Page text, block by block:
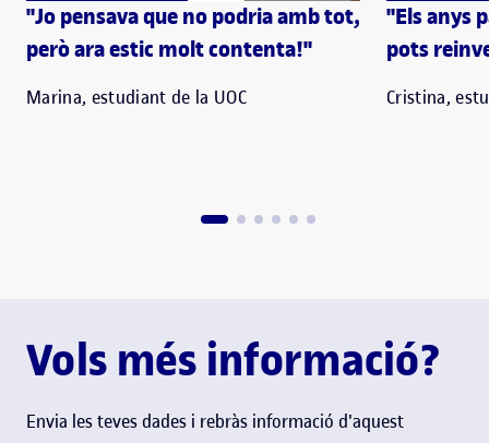
"Jo pensava que no podria amb tot,
però ara estic molt contenta!"
Marina, estudiant de la UOC
"Els anys
pots
Cristina,
Vols més informació?
Envia les teves dades i rebràs informació d'aquest